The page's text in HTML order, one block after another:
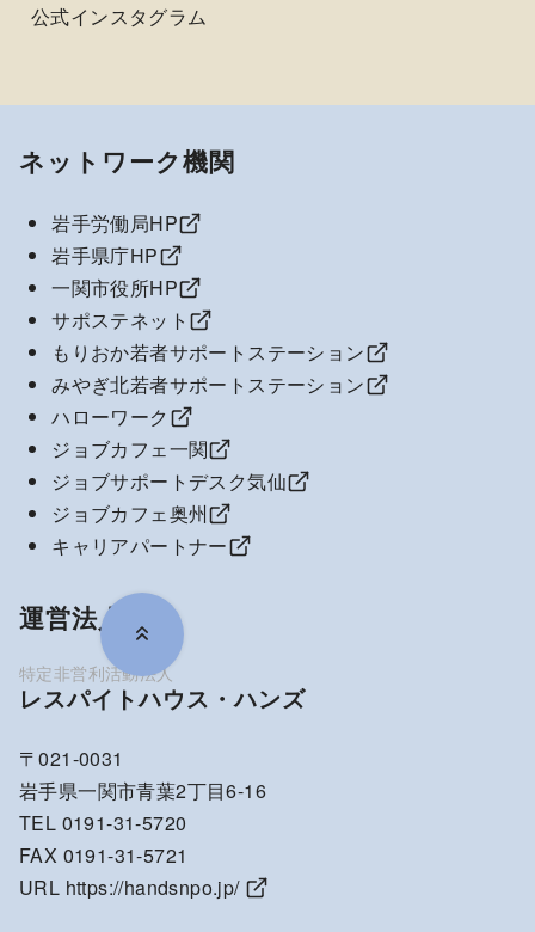
公式インスタグラム
ネットワーク機関
岩手労働局HP
岩手県庁HP
一関市役所HP
サポステネット
もりおか若者サポートステーション
みやぎ北若者サポートステーション
ハローワーク
ジョブカフェ一関
ジョブサポートデスク気仙
ジョブカフェ奥州
キャリアパートナー
運営法人
レスパイトハウス・ハンズ
〒021-0031
岩手県一関市青葉2丁目6-16
TEL 0191-31-5720
FAX 0191-31-5721
URL https://handsnpo.jp/